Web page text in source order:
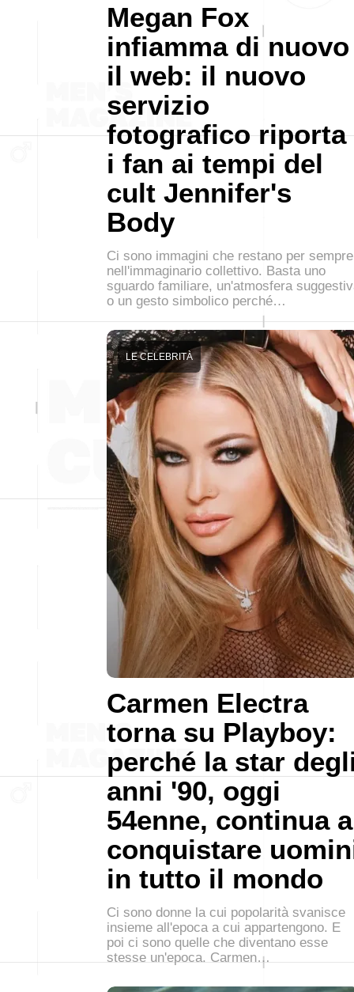
Megan Fox
infiamma di nuovo
il web: il nuovo
servizio
fotografico riporta
i fan ai tempi del
cult Jennifer's
Body
Ci sono immagini che restano per sempre
nell'immaginario collettivo. Basta uno
sguardo familiare, un'atmosfera
o un gesto simbolico perché…
Carmen Electra
torna su Playboy:
perché la star
anni '90, oggi
54enne, continua a
conquistare
in tutto il mondo
LE CELEBRITÀ
Ci sono donne la cui popolarità svanisce
insieme all'epoca a cui appartengono. E
poi ci sono quelle che diventano esse
stesse un'epoca. Carmen…